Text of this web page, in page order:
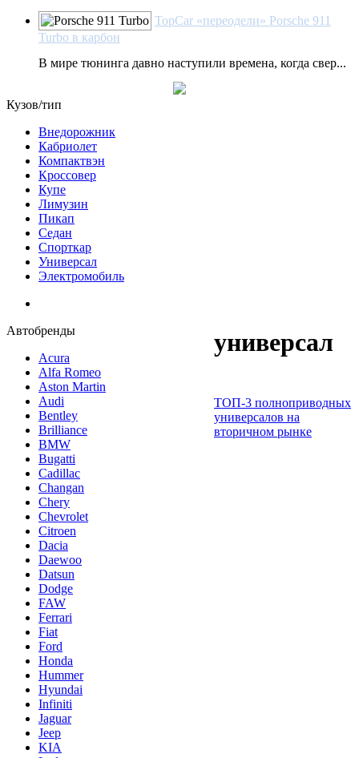
TopCar «переодели» Porsche 911
Turbo в карбон
В мире тюнинга давно наступили времена, когда свер...
Кузов/тип
Внедорожник
Кабриолет
Компактвэн
Кроссовер
Купе
Лимузин
Пикап
Седан
Спорткар
Универсал
Электромобиль
Автобренды
Acura
Alfa Romeo
Aston Martin
Audi
Bentley
Brilliance
BMW
Bugatti
Cadillac
Changan
Chery
Chevrolet
Citroen
Dacia
Daewoo
Datsun
Dodge
FAW
Ferrari
Fiat
Ford
Honda
Hummer
Hyundai
Infiniti
Jaguar
Jeep
KIA
универсал
ТОП-3 полноприводных
универсалов на
вторичном рынке